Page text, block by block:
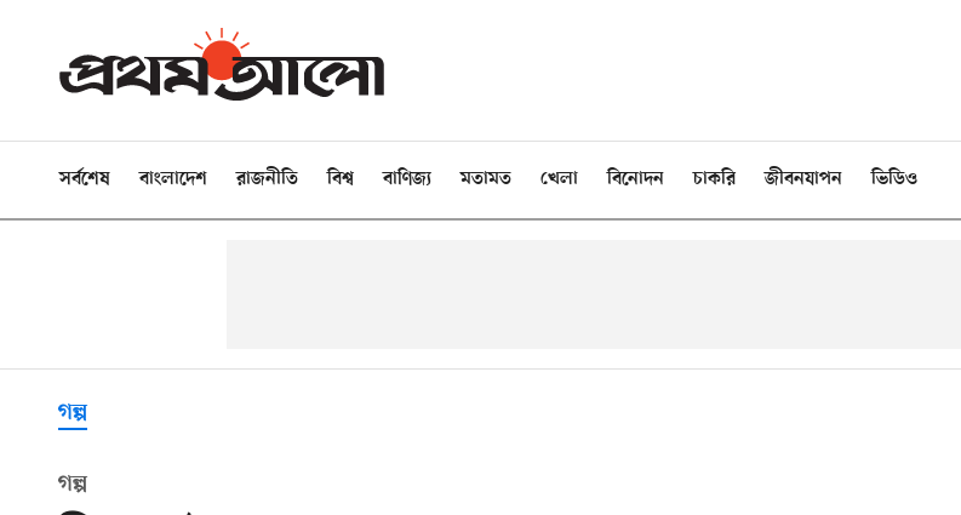
সর্বশেষ বাংলাদেশ রাজনীতি বিশ্ব বাণিজ্য মতামত খেলা বিনোদন চাকরি জীবনযাপন ভিডিও
গল্প
গল্প